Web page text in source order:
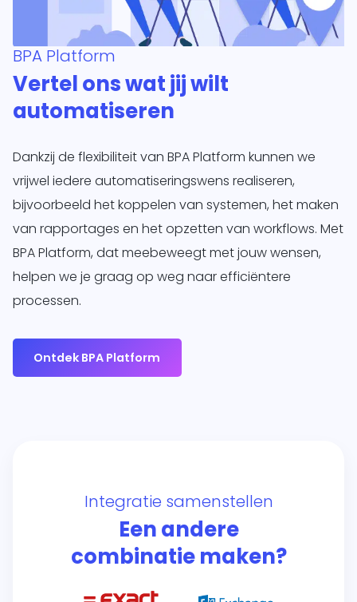
BPA Platform
Vertel ons wat jij wilt
automatiseren
Dankzij de flexibiliteit van BPA Platform kunnen we
vrijwel iedere automatiseringswens realiseren,
bijvoorbeeld het koppelen van systemen, het maken
van rapportages en het opzetten van workflows. Met
BPA Platform, dat meebeweegt met jouw wensen,
helpen we je graag op weg naar efficiëntere
processen.
Ontdek BPA Platform
Integratie samenstellen
Een andere
combinatie maken?